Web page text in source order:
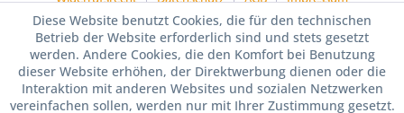
Diese Website benutzt Cookies, die für den technischen
Betrieb der Website erforderlich sind und stets gesetzt
werden. Andere Cookies, die den Komfort bei Benutzung
dieser Website erhöhen, der Direktwerbung dienen oder die
Interaktion mit anderen Websites und sozialen Netzwerken
vereinfachen sollen, werden nur mit Ihrer Zustimmung gesetzt.